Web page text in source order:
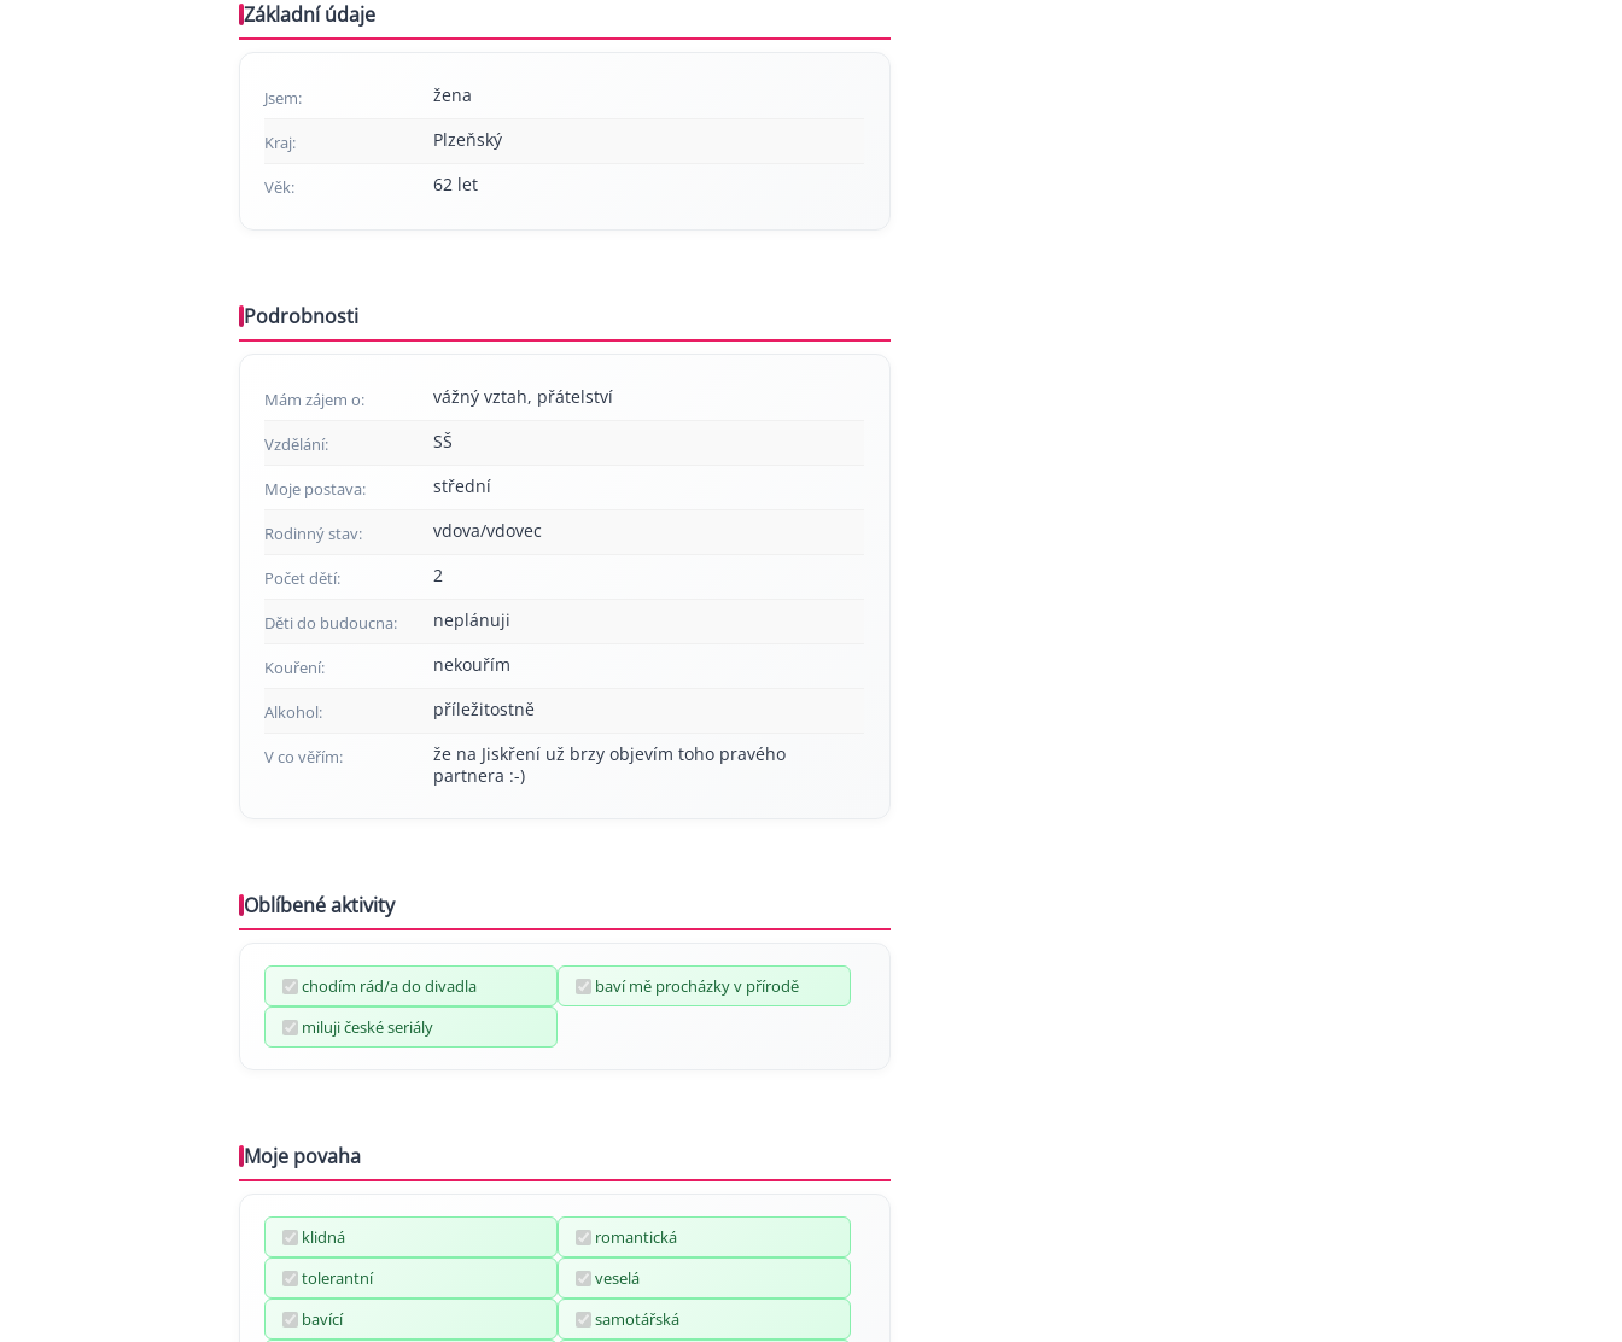
Základní údaje
Jsem: žena
Kraj: Plzeňský
Věk: 62 let
Podrobnosti
Mám zájem o: vážný vztah, přátelství
Vzdělání: SŠ
Moje postava: střední
Rodinný stav: vdova/vdovec
Počet dětí: 2
Děti do budoucna: neplánuji
Kouření: nekouřím
Alkohol: příležitostně
V co věřím:
že na Jiskření už brzy objevím toho pravého
partnera :-)
Oblíbené aktivity
chodím rád/a do divadla
baví mě procházky v přírodě
miluji české seriály
Moje povaha
klidná
romantická
tolerantní
veselá
bavící
samotářská